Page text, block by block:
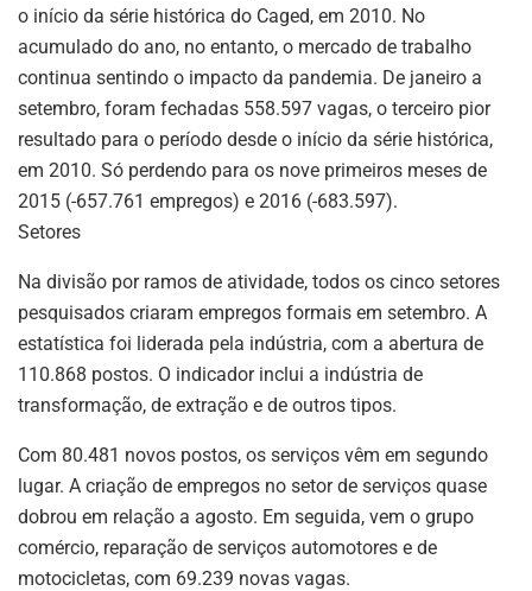
o início da série histórica do Caged, em 2010. No
acumulado do ano, no entanto, o mercado de trabalho
continua sentindo o impacto da pandemia. De janeiro a
setembro, foram fechadas 558.597 vagas, o terceiro pior
resultado para o período desde o início da série histórica,
em 2010. Só perdendo para os nove primeiros meses de
2015 (-657.761 empregos) e 2016 (-683.597).
Setores
Na divisão por ramos de atividade, todos os cinco setores
pesquisados criaram empregos formais em setembro. A
estatística foi liderada pela indústria, com a abertura de
110.868 postos. O indicador inclui a indústria de
transformação, de extração e de outros tipos.
Com 80.481 novos postos, os serviços vêm em segundo
lugar. A criação de empregos no setor de serviços quase
dobrou em relação a agosto. Em seguida, vem o grupo
comércio, reparação de serviços automotores e de
motocicletas, com 69.239 novas vagas.